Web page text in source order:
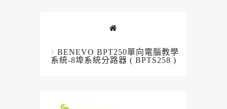
BENEVO BPT250單向電腦教學
系統-8埠系統分路器 ( BPTS258 )